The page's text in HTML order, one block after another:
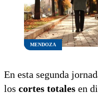
MENDOZA
En esta segunda
los cortes totales en